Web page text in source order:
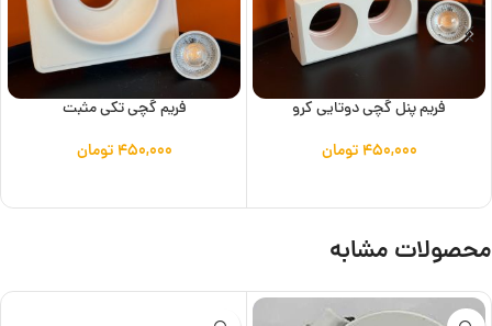
فریم پنل گچی دوتایی کرو
۴۵۰,۰۰۰تومان
فریم گچی تکی مثبت
۴۵۰,۰۰۰تومان
محصولات مشابه